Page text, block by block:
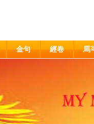
金句 經卷 馬